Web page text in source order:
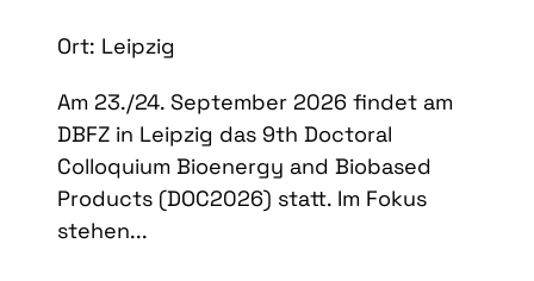
Ort: Leipzig
Am 23./24. September 2026 findet am
DBFZ in Leipzig das 9th Doctoral
Colloquium Bioenergy and Biobased
Products (DOC2026) statt. Im Fokus
stehen...